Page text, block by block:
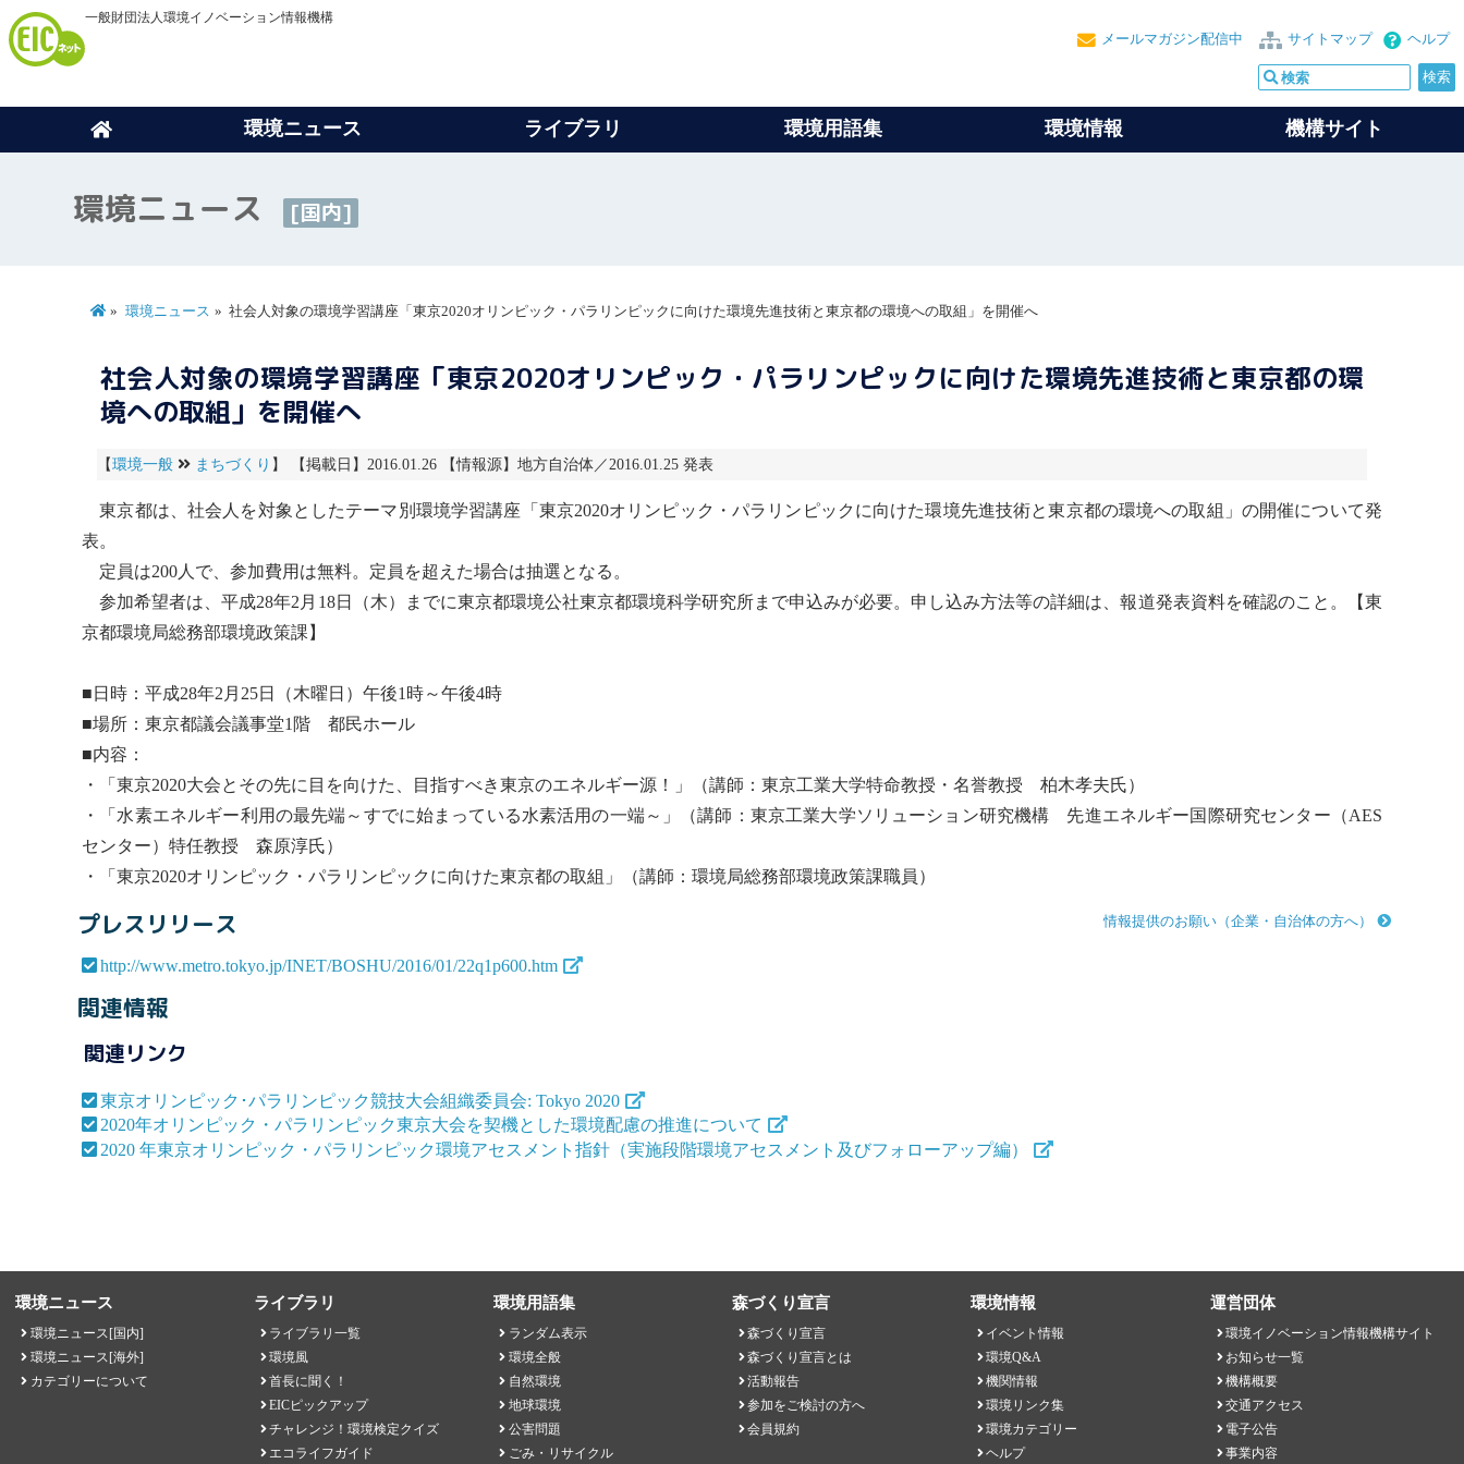
一般財団法人環境イノベーション情報機構
ヘルプ
サイトマップ
メールマガジン配信中
環境ニュース ライブラリ 環境用語集 環境情報 機構サイト
環境ニュース [国内]
環境ニュース 社会人対象の環境学習講座「東京2020オリンピック・パラリンピックに向けた環境先進技術と東京都の環境への取組」を開催へ
社会人対象の環境学習講座「東京2020オリンピック・パラリンピックに向けた環境先進技術と東京都の環
境への取組」を開催へ
【環境一般 まちづくり 】 【掲載日】2016.01.26 【情報源】地方自治体／2016.01.25 発表
東京都は、社会人を対象としたテーマ別環境学習講座「東京2020オリンピック・パラリンピックに向けた環境先進技術と東京都の環境への取組」の開催について発
表。
定員は200人で、参加費用は無料。定員を超えた場合は抽選となる。
参加希望者は、平成28年2月18日（木）までに東京都環境公社東京都環境科学研究所まで申込みが必要。申し込み方法等の詳細は、報道発表資料を確認のこと。【東
京都環境局総務部環境政策課】
■日時：平成28年2月25日（木曜日）午後1時～午後4時
■場所：東京都議会議事堂1階 都民ホール
■内容：
・「東京2020大会とその先に目を向けた、目指すべき東京のエネルギー源！」（講師：東京工業大学特命教授・名誉教授 柏木孝夫氏）
・「水素エネルギー利用の最先端～すでに始まっている水素活用の一端～」（講師：東京工業大学ソリューション研究機構 先進エネルギー国際研究センター（AES
センター）特任教授 森原淳氏）
・「東京2020オリンピック・パラリンピックに向けた東京都の取組」（講師：環境局総務部環境政策課職員）
情報提供のお願い（企業・自治体の方へ）
プレスリリース
http://www.metro.tokyo.jp/INET/BOSHU/2016/01/22q1p600.htm
関連情報
関連リンク
東京オリンピック･パラリンピック競技大会組織委員会: Tokyo 2020
2020年オリンピック・パラリンピック東京大会を契機とした環境配慮の推進について
2020 年東京オリンピック・パラリンピック環境アセスメント指針（実施段階環境アセスメント及びフォローアップ編）
環境ニュース
環境ニュース[国内]
環境ニュース[海外]
カテゴリーについて
ライブラリ
ライブラリ一覧
環境風
首長に聞く！
EICピックアップ
チャレンジ！環境検定クイズ
エコライフガイド
環境用語集
ランダム表示
環境全般
自然環境
地球環境
公害問題
ごみ・リサイクル
森づくり宣言
森づくり宣言
森づくり宣言とは
活動報告
参加をご検討の方へ
会員規約
環境情報
イベント情報
環境Q&A
機関情報
環境リンク集
環境カテゴリー
ヘルプ
運営団体
環境イノベーション情報機構サイト
お知らせ一覧
機構概要
交通アクセス
電子公告
事業内容